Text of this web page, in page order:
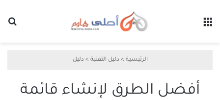
الرئيسية > دليل التقنية > دليل
أفضل الطرق لإنشاء قائمة